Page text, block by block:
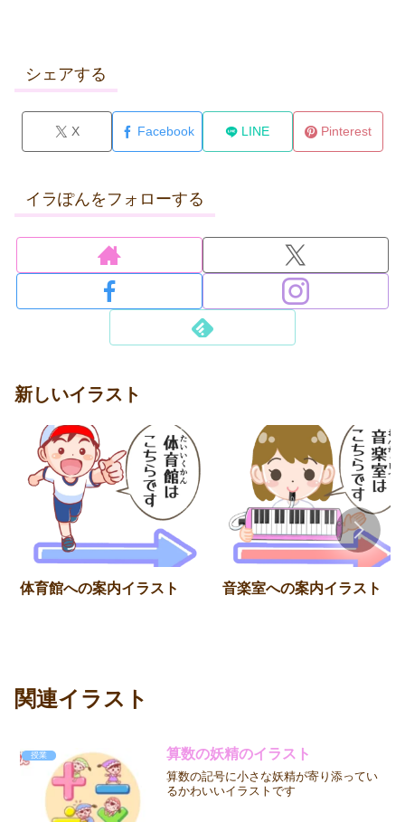
シェアする
X Facebook LINE Pinterest
イラぽんをフォローする
新しいイラスト
体育館への案内イラスト 音楽室への案内イラスト
関連イラスト
授業 算数の妖精のイラスト
算数の記号に小さな妖精が寄り添ってい
るかわいいイラストです